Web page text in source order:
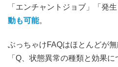
「エンチャントジョブ」「発
動も可能。
ぶっちゃけFAQはほとんどが無
「Q、状態異常の種類と効果に